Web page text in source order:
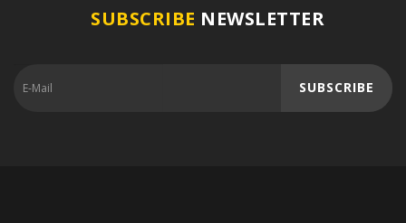
SUBSCRIBE NEWSLETTER
SUBSCRIBE